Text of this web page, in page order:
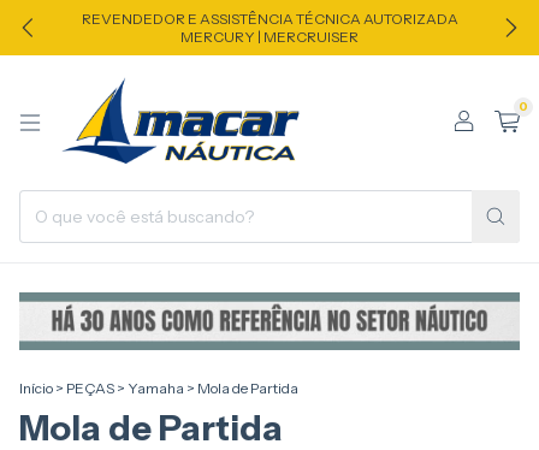
REVENDEDOR E ASSISTÊNCIA TÉCNICA AUTORIZADA
MERCURY | MERCRUISER
0
Início > PEÇAS > Yamaha > Mola de Partida
Mola de Partida